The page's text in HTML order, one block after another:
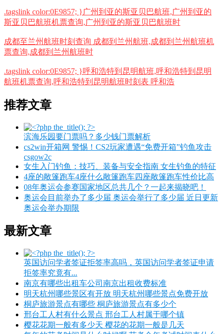
.tagslink color:0E9857; }广州到亚的斯亚贝巴航班,广州到亚的
斯亚贝巴航班机票查询,广州到亚的斯亚贝巴航班时
成都至兰州航班时刻查询 成都到兰州航班,成都到兰州航班机
票查询,成都到兰州航班时
.tagslink color:0E9857; }呼和浩特到昆明航班,呼和浩特到昆明
航班机票查询,呼和浩特到昆明航班时刻表 呼和浩
推荐文章
滨海乐园要门票吗？多少钱门票解析
cs2win开箱网 警惕！CS2玩家遭遇“免费开箱”钓鱼攻击
csgow2c
女生入门钓鱼：技巧、装备与安全指南 女生钓鱼的特征
4座的敞篷跑车4座什么敞篷跑车四座敞篷跑车性价比高
08年奥运会参赛国家地区总共几个？一起来揭晓吧！
奥运会目前举办了多少届 奥运会举行了多少届 近日更新
奥运会举办期限
最新文章
英国访问学者签证拒签率高吗，英国访问学者签证申请
拒签率究竟有...
南京有哪些出租车公司南京出租收费标准
明天杭州哪些景区有开放 明天杭州哪些景点免费开放
桐庐旅游景点有哪些 桐庐旅游景点有多少个
邢台工人村有什么景点 邢台工人村属于哪个镇
樱花花期一般有多少天 樱花的花期一般是几天